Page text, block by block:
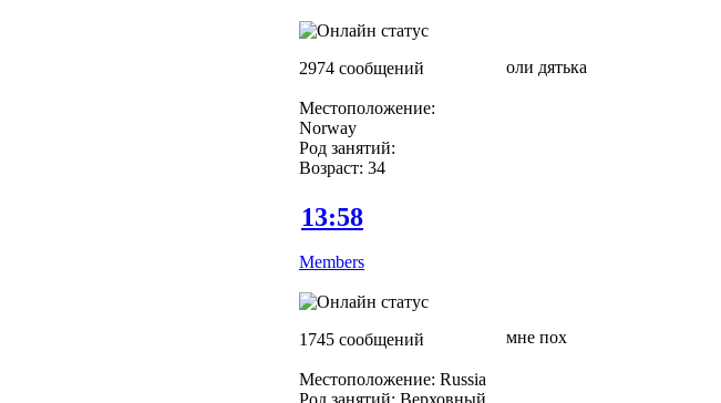
2974 сообщений
Местоположение:
Norway
Род занятий:
Возраст: 34
оли дятька
13:58
Members
1745 сообщений
Местоположение: Russia
Род занятий: Верховный
мне пох